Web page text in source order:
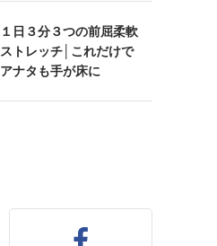
１日３分３つの前屈柔軟
ストレッチ│これだけで
アナタも手が床に